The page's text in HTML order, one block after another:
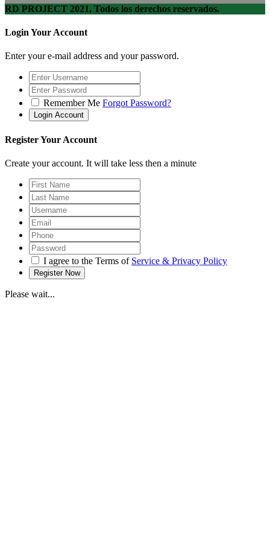
RD PROJECT 2021, Todos los derechos reservados.
Login Your Account
Enter your e-mail address and your password.
Remember Me Forgot Password?
Register Your Account
Create your account. It will take less then a minute
I agree to the Terms of Service & Privacy Policy
Please wait...